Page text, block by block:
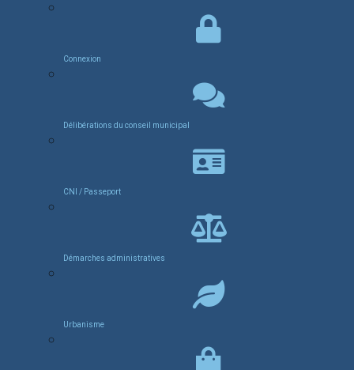
Connexion
Délibérations du conseil municipal
CNI / Passeport
Démarches administratives
Urbanisme